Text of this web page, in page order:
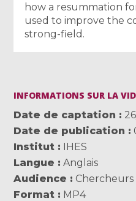
how a resummation
used to improve the
strong-field.
INFORMATIONS SUR LA
Date de captation
Date de publication
Institut
IHES
Langue
Anglais
Audience
Chercheurs
Format
MP4